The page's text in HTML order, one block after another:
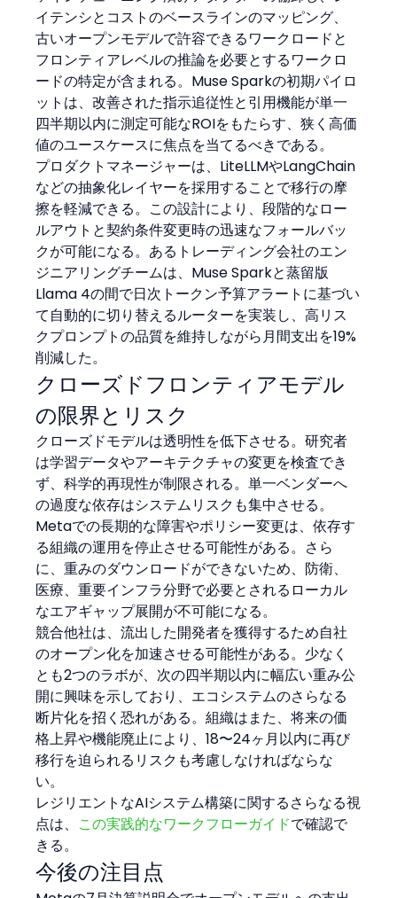
イテンシとコストのベースラインのマッピング、
古いオープンモデルで許容できるワークロードと
フロンティアレベルの推論を必要とするワークロ
ードの特定が含まれる。Muse Sparkの初期パイロ
ットは、改善された指示追従性と引用機能が単一
四半期以内に測定可能なROIをもたらす、狭く高価
値のユースケースに焦点を当てるべきである。
プロダクトマネージャーは、LiteLLMやLangChain
などの抽象化レイヤーを採用することで移行の摩
擦を軽減できる。この設計により、段階的なロー
ルアウトと契約条件変更時の迅速なフォールバッ
クが可能になる。あるトレーディング会社のエン
ジニアリングチームは、Muse Sparkと蒸留版
Llama 4の間で日次トークン予算アラートに基づい
て自動的に切り替えるルーターを実装し、高リス
クプロンプトの品質を維持しながら月間支出を19%
削減した。
クローズドフロンティアモデル
の限界とリスク
クローズドモデルは透明性を低下させる。研究者
は学習データやアーキテクチャの変更を検査でき
ず、科学的再現性が制限される。単一ベンダーへ
の過度な依存はシステムリスクも集中させる。
Metaでの長期的な障害やポリシー変更は、依存す
る組織の運用を停止させる可能性がある。さら
に、重みのダウンロードができないため、防衛、
医療、重要インフラ分野で必要とされるローカル
なエアギャップ展開が不可能になる。
競合他社は、流出した開発者を獲得するため自社
のオープン化を加速させる可能性がある。少なく
とも2つのラボが、次の四半期以内に幅広い重み公
開に興味を示しており、エコシステムのさらなる
断片化を招く恐れがある。組織はまた、将来の価
格上昇や機能廃止により、18〜24ヶ月以内に再び
移行を迫られるリスクも考慮しなければならな
い。
レジリエントなAIシステム構築に関するさらなる視
点は、 この実践的なワークフローガイドで確認で
きる。
今後の注目点